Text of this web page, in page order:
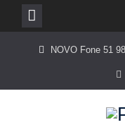
NOVO Fone 51